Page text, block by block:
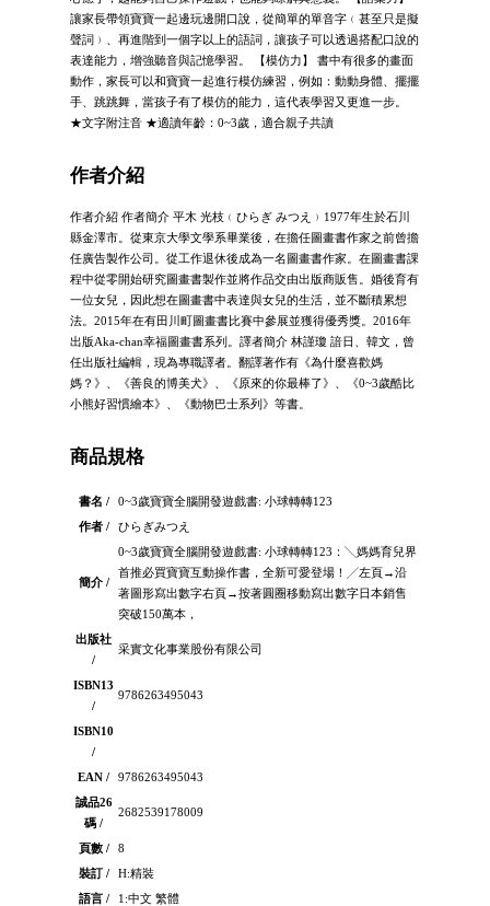
讓家長帶領寶寶一起邊玩邊開口說，從簡單的單音字﹙甚至只是擬
聲詞﹚、再進階到一個字以上的語詞，讓孩子可以透過搭配口說的
表達能力，增強聽音與記憶學習。 【模仿力】 書中有很多的畫面
動作，家長可以和寶寶一起進行模仿練習，例如：動動身體、擺擺
手、跳跳舞，當孩子有了模仿的能力，這代表學習又更進一步。
★文字附注音 ★適讀年齡：0~3歲，適合親子共讀
作者介紹
作者介紹 作者簡介 平木 光枝﹙ひらぎ みつえ﹚1977年生於石川
縣金澤市。從東京大學文學系畢業後，在擔任圖畫書作家之前曾擔
任廣告製作公司。從工作退休後成為一名圖畫書作家。在圖畫書課
程中從零開始研究圖畫書製作並將作品交由出版商販售。婚後育有
一位女兒，因此想在圖畫書中表達與女兒的生活，並不斷積累想
法。2015年在有田川町圖畫書比賽中參展並獲得優秀獎。2016年
出版Aka-chan幸福圖畫書系列。譯者簡介 林謹瓊 諳日、韓文，曾
任出版社編輯，現為專職譯者。翻譯著作有《為什麼喜歡媽
媽？》、《善良的博美犬》、《原來的你最棒了》、《0~3歲酷比
小熊好習慣繪本》、《動物巴士系列》等書。
商品規格
書名 /
0~3歲寶寶全腦開發遊戲書: 小球轉轉123
作者 /
ひらぎみつえ
簡介 /
0~3歲寶寶全腦開發遊戲書: 小球轉轉123：╲媽媽育兒界
首推必買寶寶互動操作書，全新可愛登場！╱左頁→沿
著圖形寫出數字右頁→按著圓圈移動寫出數字日本銷售
突破150萬本，
出版社
/
采實文化事業股份有限公司
ISBN13
/
9786263495043
ISBN10
/
EAN /
9786263495043
誠品26
碼 /
2682539178009
頁數 /
8
裝訂 /
H:精裝
語言 /
1:中文 繁體